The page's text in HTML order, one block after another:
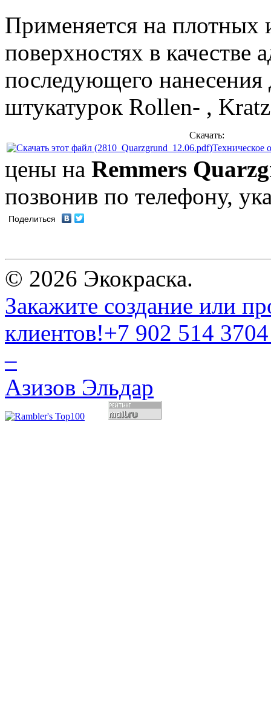
Применяется на плотных
поверхностях в качестве
последующего
штукатурок Rollen- ,
Скачать:
Техническое
цены на Remmers
позвонив по телефону,
Поделиться
© 2026 Экокраска.
Закажите создание или
клиентов!+7 902 514 3704
–
Азизов Эльдар